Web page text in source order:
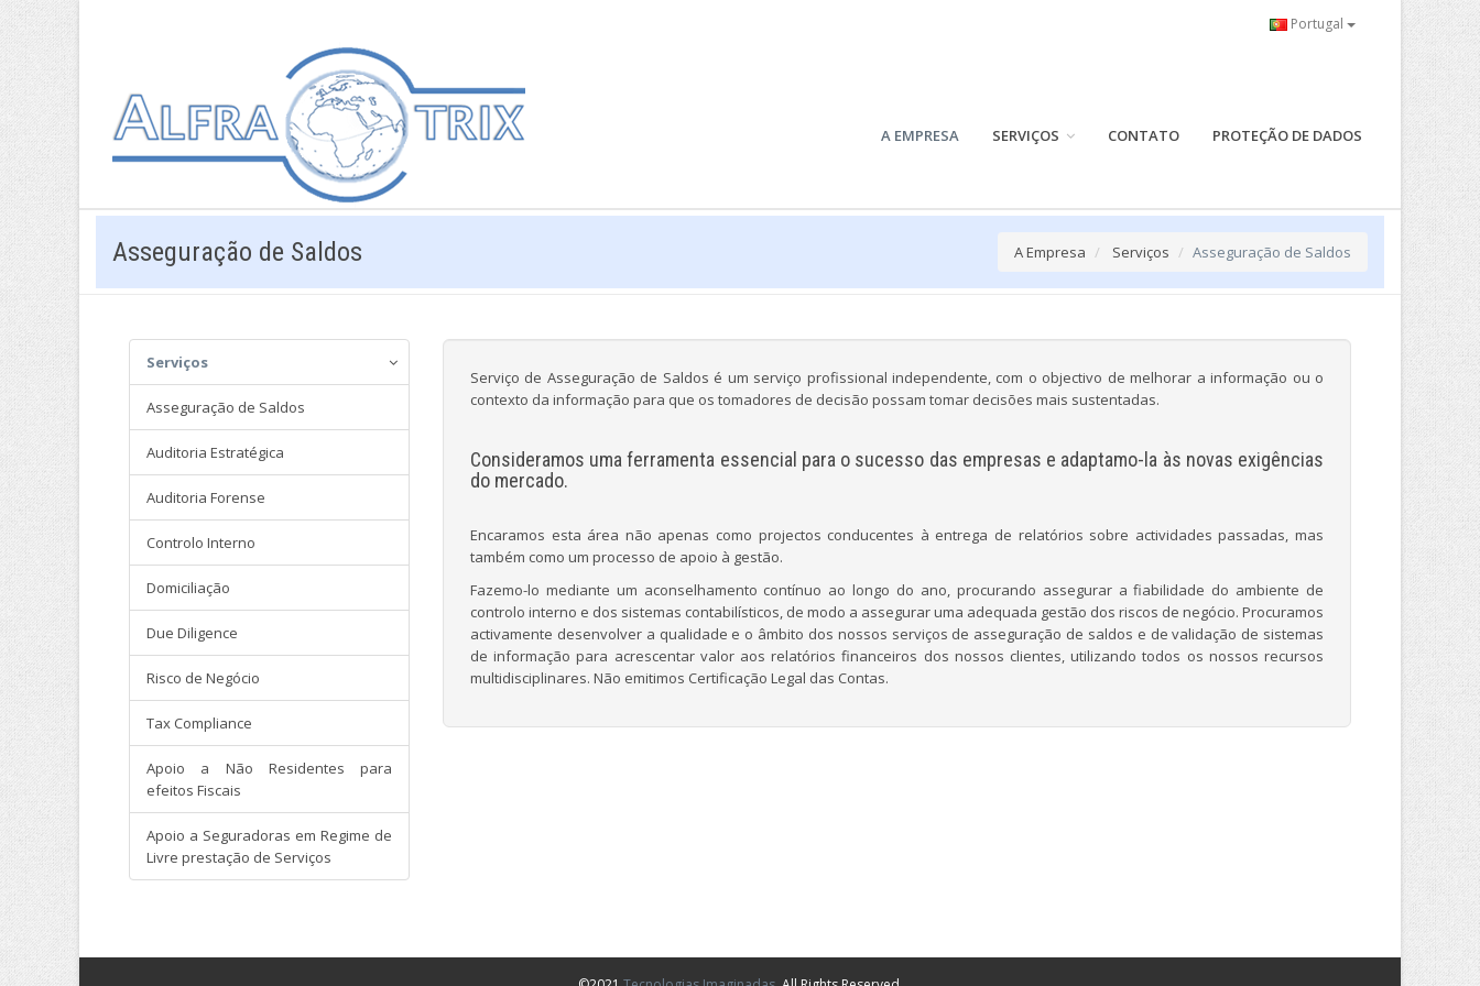
Portugal
A EMPRESA SERVIÇOS CONTATO PROTEÇÃO DE DADOS
Asseguração de Saldos A Empresa Serviços Asseguração de Saldos
Serviços
Asseguração de Saldos
Auditoria Estratégica
Auditoria Forense
Controlo Interno
Domiciliação
Due Diligence
Risco de Negócio
Tax Compliance
Apoio a Não Residentes para
efeitos Fiscais
Apoio a Seguradoras em Regime de
Livre prestação de Serviços
Serviço de Asseguração de Saldos é um serviço profissional independente, com o objectivo de melhorar a informação ou o
contexto da informação para que os tomadores de decisão possam tomar decisões mais sustentadas.
Consideramos uma ferramenta essencial para o sucesso das empresas e adaptamo-la às novas exigências
do mercado.
Encaramos esta área não apenas como projectos conducentes à entrega de relatórios sobre actividades passadas, mas
também como um processo de apoio à gestão.
Fazemo-lo mediante um aconselhamento contínuo ao longo do ano, procurando assegurar a fiabilidade do ambiente de
controlo interno e dos sistemas contabilísticos, de modo a assegurar uma adequada gestão dos riscos de negócio. Procuramos
activamente desenvolver a qualidade e o âmbito dos nossos serviços de asseguração de saldos e de validação de sistemas
de informação para acrescentar valor aos relatórios financeiros dos nossos clientes, utilizando todos os nossos recursos
multidisciplinares. Não emitimos Certificação Legal das Contas.